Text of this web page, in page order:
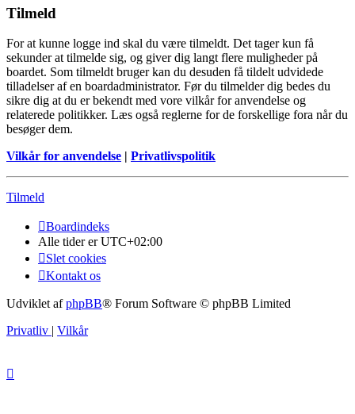
Tilmeld
For at kunne logge ind skal du være tilmeldt. Det tager kun få
sekunder at tilmelde sig, og giver dig langt flere muligheder på
boardet. Som tilmeldt bruger kan du desuden få tildelt udvidede
tilladelser af en boardadministrator. Før du tilmelder dig bedes du
sikre dig at du er bekendt med vore vilkår for anvendelse og
relaterede politikker. Læs også reglerne for de forskellige fora når du
besøger dem.
Vilkår for anvendelse | Privatlivspolitik
Tilmeld
Boardindeks
Alle tider erUTC+02:00
Slet cookies
Kontakt os
Udviklet afphpBB® Forum Software © phpBB Limited
Privatliv | Vilkår